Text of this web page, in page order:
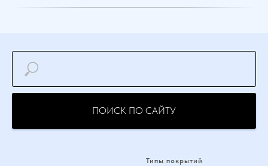
ПОИСК ПО САЙТУ
Типы покрытий